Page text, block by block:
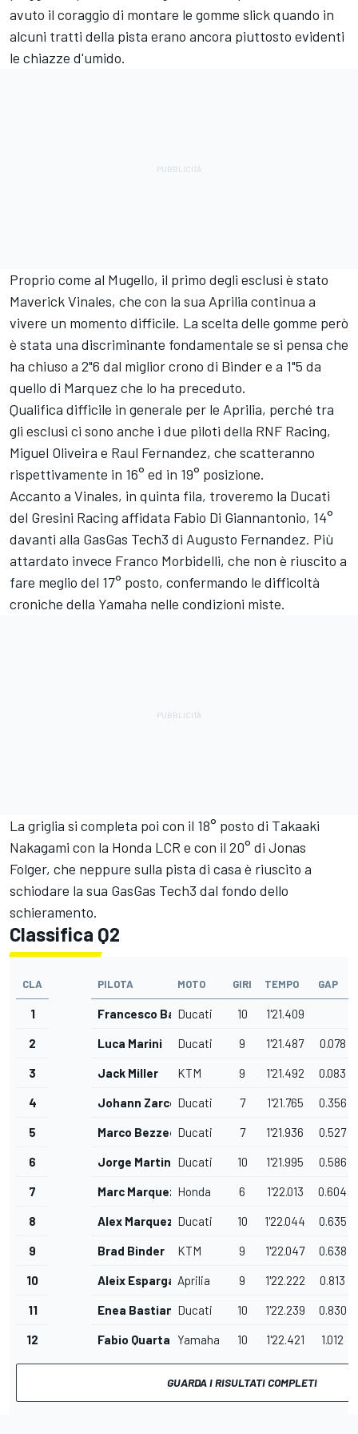
avuto il coraggio di montare le gomme slick quando in
alcuni tratti della pista erano ancora piuttosto evidenti
le chiazze d'umido.
Proprio come al Mugello, il primo degli esclusi è stato
Maverick Vinales, che con la sua Aprilia continua a
vivere un momento difficile. La scelta delle gomme però
è stata una discriminante fondamentale se si pensa che
ha chiuso a 2"6 dal miglior crono di Binder e a 1"5 da
quello di Marquez che lo ha preceduto.
Qualifica difficile in generale per le Aprilia, perché tra
gli esclusi ci sono anche i due piloti della RNF Racing,
Miguel Oliveira e Raul Fernandez, che scatteranno
rispettivamente in 16° ed in 19° posizione.
Accanto a Vinales, in quinta fila, troveremo la Ducati
del Gresini Racing affidata Fabio Di Giannantonio, 14°
davanti alla GasGas Tech3 di Augusto Fernandez. Più
attardato invece Franco Morbidelli, che non è riuscito a
fare meglio del 17° posto, confermando le difficoltà
croniche della Yamaha nelle condizioni miste.
La griglia si completa poi con il 18° posto di Takaaki
Nakagami con la Honda LCR e con il 20° di Jonas
Folger, che neppure sulla pista di casa è riuscito a
schiodare la sua GasGas Tech3 dal fondo dello
schieramento.
Classifica Q2
CLA PILOTA MOTO GIRI TEMPO GAP
1 Francesco Bagnaia
Ducati 10 1'21.409
2 Luca Marini Ducati 9 1'21.487 0.078
3 Jack Miller KTM 9 1'21.492 0.083
4 Johann Zarco Ducati 7 1'21.765 0.356
5 Marco BezzecchiDucati 7 1'21.936 0.527
6 Jorge Martin Ducati 10 1'21.995 0.586
7 Marc Marquez Honda 6 1'22.013 0.604
8 Alex Marquez Ducati 10 1'22.044 0.635
9 Brad Binder KTM 9 1'22.047 0.638
10 Aleix EspargaroAprilia 9 1'22.222 0.813
11 Enea BastianiniDucati 10 1'22.239 0.830
12 Fabio QuartararoYamaha 10 1'22.421 1.012
GUARDA I RISULTATI COMPLETI